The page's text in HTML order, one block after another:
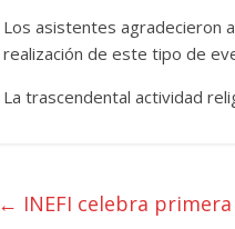
Los asistentes agradecieron
realización de este tipo de
La trascendental actividad
← INEFI celebra